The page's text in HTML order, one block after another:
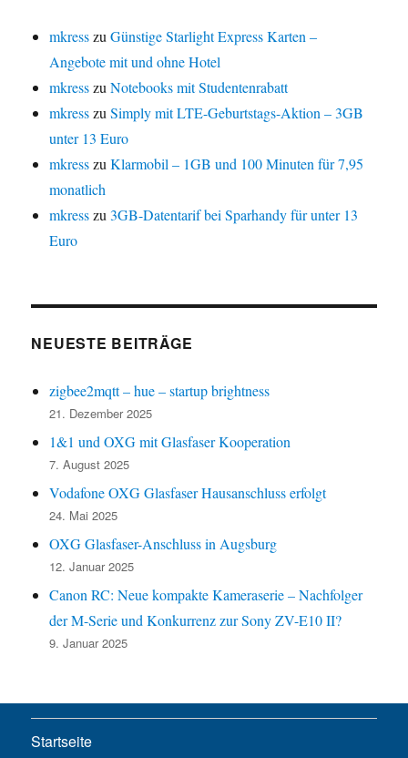
mkresszuGünstige Starlight Express Karten –
Angebote mit und ohne Hotel
mkresszuNotebooks mit Studentenrabatt
mkresszuSimply mit LTE-Geburtstags-Aktion – 3GB
unter 13 Euro
mkresszuKlarmobil – 1GB und 100 Minuten für 7,95
monatlich
mkresszu3GB-Datentarif bei Sparhandy für unter 13
Euro
NEUESTE BEITRÄGE
zigbee2mqtt – hue – startup brightness
21. Dezember 2025
1&1 und OXG mit Glasfaser Kooperation
7. August 2025
Vodafone OXG Glasfaser Hausanschluss erfolgt
24. Mai 2025
OXG Glasfaser-Anschluss in Augsburg
12. Januar 2025
Canon RC: Neue kompakte Kameraserie – Nachfolger
der M-Serie und Konkurrenz zur Sony ZV-E10 II?
9. Januar 2025
Startseite